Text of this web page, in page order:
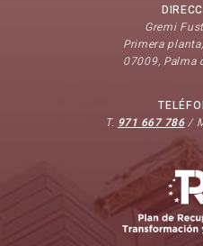
Gremi
Primera
07009, Palma
T. 971 667 786/